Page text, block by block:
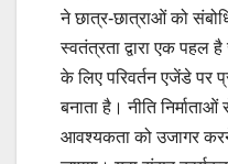
ने छात्र-छात्राओं को
स्वतंत्रता द्वारा एक
के लिए परिवर्तन एजेंडे पर
बनाता है। नीति
आवश्यकता को उजागर